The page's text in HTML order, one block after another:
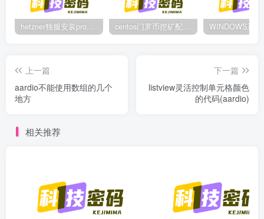
hetzner独服安装proxmox后，配置NAT网络（为单IP创建多个虚拟机做准备） centos门罗币挖矿配置过程
上一篇
aardio不能使用数组的几个
地方
下一篇
listview灵活控制单元格颜色
的代码(aardio)
相关推荐